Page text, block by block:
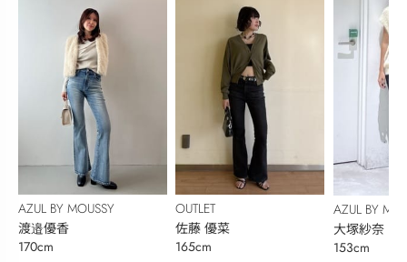
AZUL BY MOUSSY
渡邉優香
170cm
OUTLET
佐藤 優菜
165cm
AZUL BY
大塚紗奈
153cm